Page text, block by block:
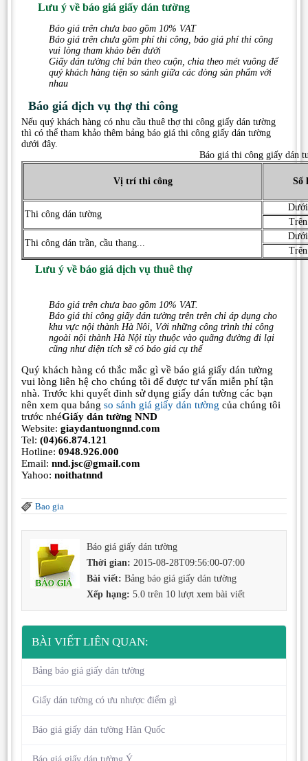
Lưu ý về báo giá giấy dán tường
Báo giá trên chưa bao gồm 10% VAT
Báo giá trên chưa gồm phí thi công, báo giá phí thi công
vui lòng tham khảo bên dưới
Giấy dán tường chỉ bán theo cuộn, chia theo mét vuông để
quý khách hàng tiện so sánh giữa các dòng sản phẩm với
nhau
Báo giá dịch vụ thợ thi công
Nếu quý khách hàng có nhu cầu thuê thợ thi công giấy dán tường
thì có thể tham khảo thêm bảng báo giá thi công giấy dán tường
dưới đây.
Báo giá thi công giấy dán
Vị trí thi công Số
Thi công dán tường
Thi công dán trần, cầu thang...
Lưu ý về báo giá dịch vụ thuê thợ
Báo giá trên chưa bao gồm 10% VAT.
Báo giá thi công giấy dán tường trên trên chỉ áp dụng cho
khu vực nội thành Hà Nôi, Với những công trình thi công
ngoài nội thành Hà Nội tùy thuộc vào quãng đường đi lại
cũng như diện tích sẽ có báo giá cụ thể
Quý khách hàng có thắc mắc gì về báo giá giấy dán tường
vui lòng liên hệ cho chúng tôi để được tư vấn miễn phí tận
nhà. Trước khi quyết đinh sử dụng giấy dán tường các bạn
nên xem qua bảngso sánh giá giấy dán tường của chúng tôi
trước nhéGiấy dán tường NND
Website:giaydantuongnnd.com
Tel:(04)66.874.121
Hotline:0948.926.000
Email: nnd.jsc@gmail.com
Yahoo:noithatnnd
Bao gia
Báo giá giấy dán tường
Thời gian: 2015-08-28T09:56:00-07:00
Bài viết:Bảng báo giá giấy dán tường
Xếp hạng: 5.0 trên 10 lượt xem bài viết
BÀI VIẾT LIÊN QUAN:
Bảng báo giá giấy dán tường
Giấy dán tường có ưu nhược điểm gì
Báo giá giấy dán tường Hàn Quốc